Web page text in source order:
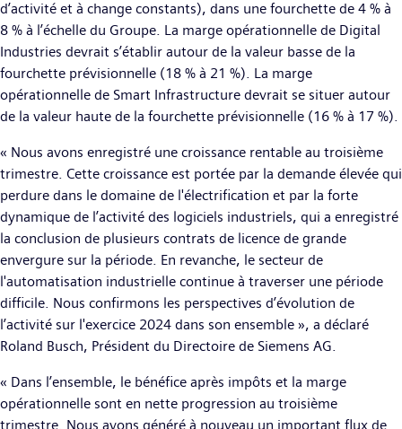
d’activité et à change constants), dans une fourchette de 4 % à
8 % à l’échelle du Groupe. La marge opérationnelle de Digital
Industries devrait s’établir autour de la valeur basse de la
fourchette prévisionnelle (18 % à 21 %). La marge
opérationnelle de Smart Infrastructure devrait se situer autour
de la valeur haute de la fourchette prévisionnelle (16 % à 17 %).
« Nous avons enregistré une croissance rentable au troisième
trimestre. Cette croissance est portée par la demande élevée qui
perdure dans le domaine de l'électrification et par la forte
dynamique de l’activité des logiciels industriels, qui a enregistré
la conclusion de plusieurs contrats de licence de grande
envergure sur la période. En revanche, le secteur de
l'automatisation industrielle continue à traverser une période
difficile. Nous confirmons les perspectives d’évolution de
l’activité sur l'exercice 2024 dans son ensemble », a déclaré
Roland Busch, Président du Directoire de Siemens AG.
« Dans l’ensemble, le bénéfice après impôts et la marge
opérationnelle sont en nette progression au troisième
trimestre. Nous avons généré à nouveau un important flux de